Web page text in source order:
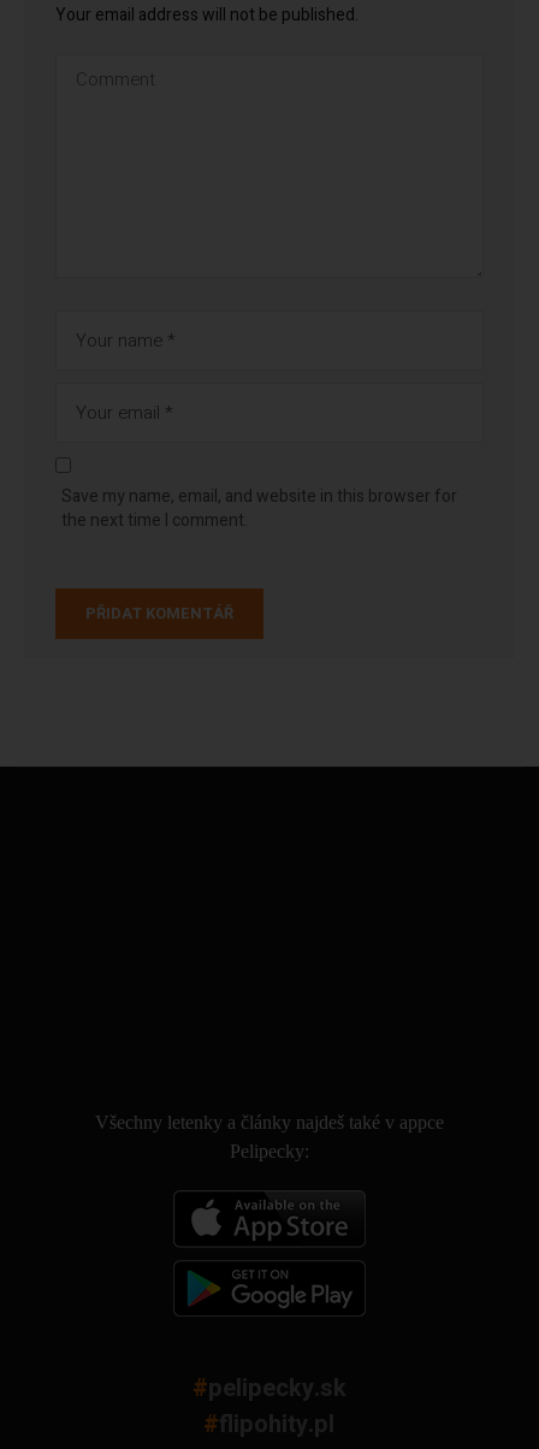
Your email address will not be published.
Save my name, email, and website in this browser for
the next time I comment.
Všechny letenky a články najdeš také v appce
Pelipecky:
#pelipecky.sk
#flipohity.pl